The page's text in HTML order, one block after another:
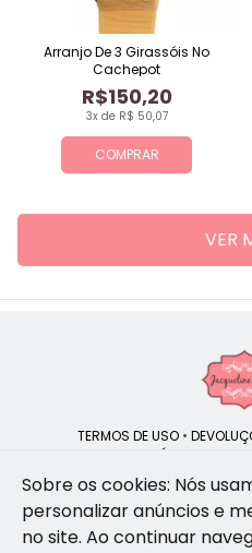
COMPRAR
3x de R$ 50,07
R$150,20
Arranjo De 3 Girassóis No
Cachepot
VER
TERMOS DE USO •
POLÍTICA DE
Jacqueline Flores |
Sobre os cookies: Nós
personalizar anúncios e
no site. Ao continuar